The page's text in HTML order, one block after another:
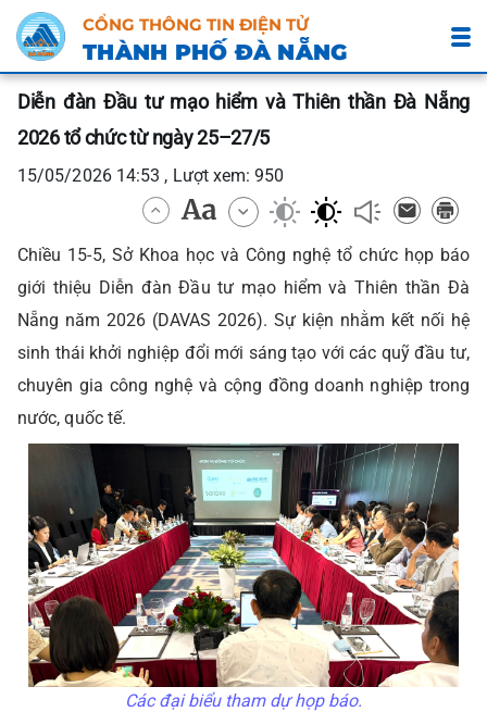
CỔNG THÔNG TIN ĐIỆN TỬ
THÀNH PHỐ ĐÀ NẴNG
Diễn đàn Đầu tư mạo hiểm và Thiên thần Đà Nẵng
2026 tổ chức từ ngày 25–27/5
15/05/2026 14:53 , Lượt xem: 950
Chiều 15-5, Sở Khoa học và Công nghệ tổ chức họp báo
giới thiệu Diễn đàn Đầu tư mạo hiểm và Thiên thần Đà
Nẵng năm 2026 (DAVAS 2026). Sự kiện nhằm kết nối hệ
sinh thái khởi nghiệp đổi mới sáng tạo với các quỹ đầu tư,
chuyên gia công nghệ và cộng đồng doanh nghiệp trong
nước, quốc tế.
Các đại biểu tham dự họp báo.